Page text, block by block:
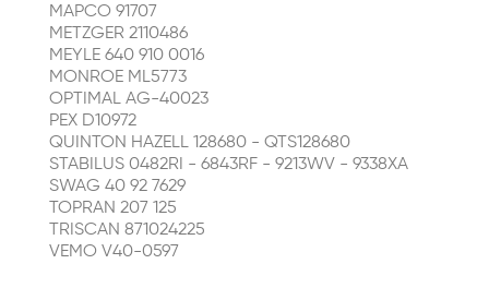
MAPCO 91707
METZGER 2110486
MEYLE 640 910 0016
MONROE ML5773
OPTIMAL AG-40023
PEX D10972
QUINTON HAZELL 128680 - QTS128680
STABILUS 0482RI - 6843RF - 9213WV - 9338XA
SWAG 40 92 7629
TOPRAN 207 125
TRISCAN 871024225
VEMO V40-0597